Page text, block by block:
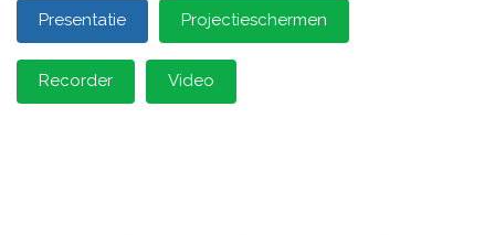
Presentatie Projectieschermen
Recorder Video